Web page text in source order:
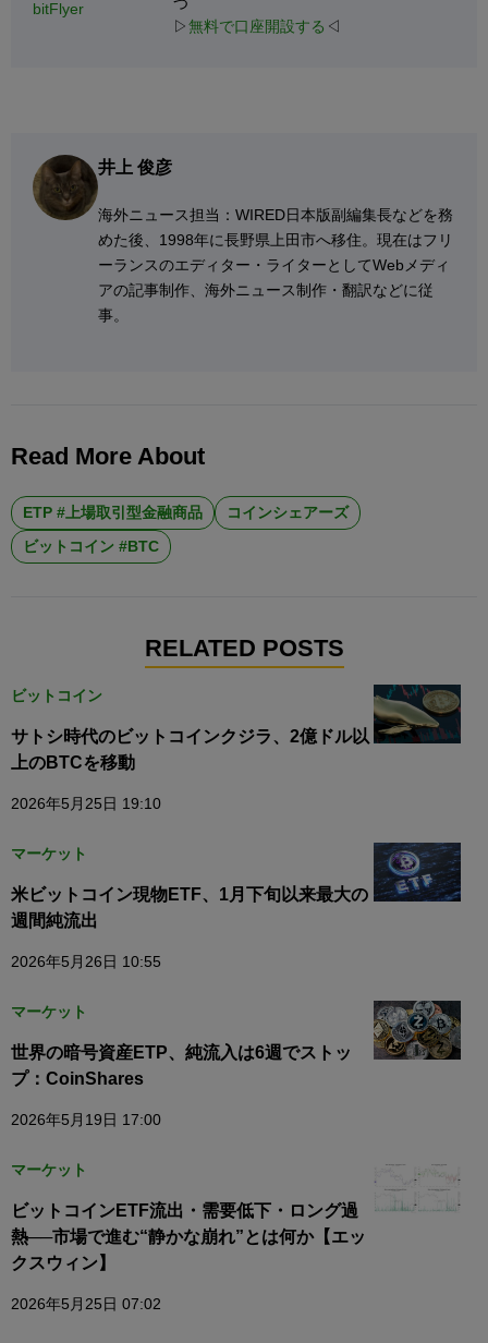
bitFlyer
つ
▷無料で口座開設する ◁
井上 俊彦
海外ニュース担当：WIRED日本版副編集長などを務
めた後、1998年に長野県上田市へ移住。現在はフリ
ーランスのエディター・ライターとしてWebメディ
アの記事制作、海外ニュース制作・翻訳などに従
事。
Read More About
ETP #上場取引型金融商品
コインシェアーズ
ビットコイン #BTC
RELATED POSTS
ビットコイン
サトシ時代のビットコインクジラ、2億ドル以
上のBTCを移動
2026年5月25日 19:10
マーケット
米ビットコイン現物ETF、1月下旬以来最大の
週間純流出
2026年5月26日 10:55
マーケット
世界の暗号資産ETP、純流入は6週でストッ
プ：CoinShares
2026年5月19日 17:00
マーケット
ビットコインETF流出・需要低下・ロング過
熱──市場で進む“静かな崩れ”とは何か【エッ
クスウィン】
2026年5月25日 07:02